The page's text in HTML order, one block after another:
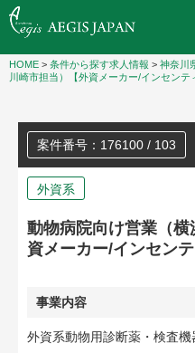
HOME > 条件から探す求人情報 > 神奈川
川崎市担当）【外資メーカー/インセンテ
案件番号：176100 / 103
外資系
動物病院向け営業（
資メーカー/インセンテ
事業内容
外資系動物用診断薬・検査機